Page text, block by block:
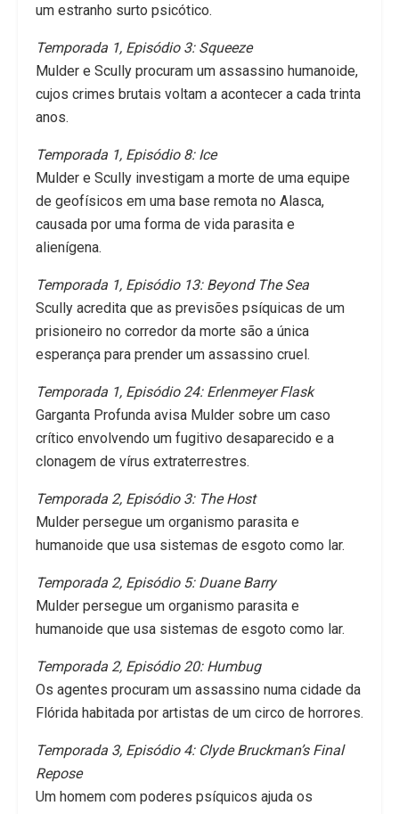
um estranho surto psicótico.
Temporada 1, Episódio 3: Squeeze
Mulder e Scully procuram um assassino humanoide,
cujos crimes brutais voltam a acontecer a cada trinta
anos.
Temporada 1, Episódio 8: Ice
Mulder e Scully investigam a morte de uma equipe
de geofísicos em uma base remota no Alasca,
causada por uma forma de vida parasita e
alienígena.
Temporada 1, Episódio 13: Beyond The Sea
Scully acredita que as previsões psíquicas de um
prisioneiro no corredor da morte são a única
esperança para prender um assassino cruel.
Temporada 1, Episódio 24: Erlenmeyer Flask
Garganta Profunda avisa Mulder sobre um caso
crítico envolvendo um fugitivo desaparecido e a
clonagem de vírus extraterrestres.
Temporada 2, Episódio 3: The Host
Mulder persegue um organismo parasita e
humanoide que usa sistemas de esgoto como lar.
Temporada 2, Episódio 5: Duane Barry
Mulder persegue um organismo parasita e
humanoide que usa sistemas de esgoto como lar.
Temporada 2, Episódio 20: Humbug
Os agentes procuram um assassino numa cidade da
Flórida habitada por artistas de um circo de horrores.
Temporada 3, Episódio 4: Clyde Bruckman’s Final
Repose
Um homem com poderes psíquicos ajuda os